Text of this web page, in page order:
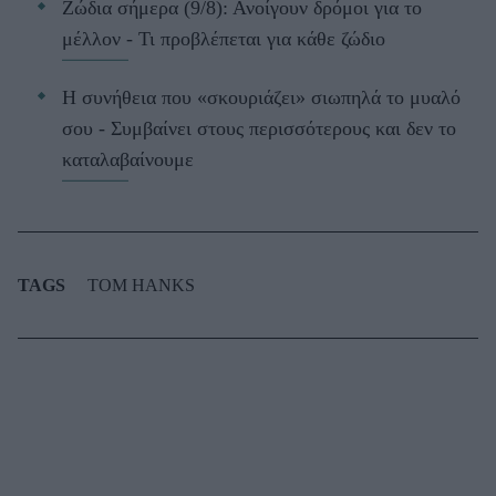
Ζώδια σήμερα (9/8): Ανοίγουν δρόμοι για το
μέλλον - Τι προβλέπεται για κάθε ζώδιο
Η συνήθεια που «σκουριάζει» σιωπηλά το μυαλό
σου - Συμβαίνει στους περισσότερους και δεν το
καταλαβαίνουμε
TAGS TOM HANKS